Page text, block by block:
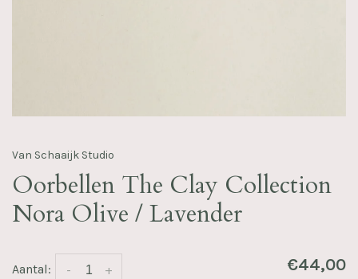
Van Schaaijk Studio
Oorbellen The Clay Collection
Nora Olive / Lavender
Aantal: +
- €44,00